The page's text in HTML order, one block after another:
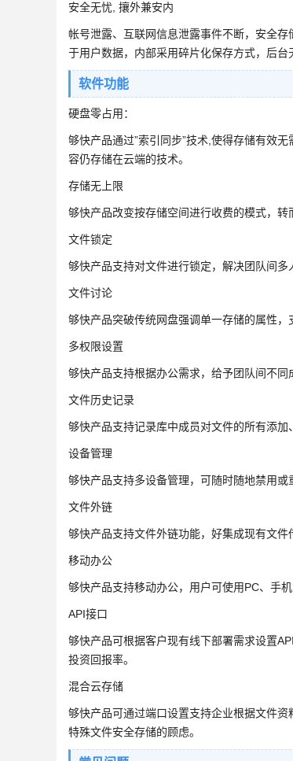
安全无忧, 攘外兼安内
帐号泄露、互联网信息泄露事件不断，安全
于用户数据，内部采用碎片化保存方式，后台
软件功能
硬盘零占用：
够快产品通过”索引同步”技术,使得存储有效
容仍存储在云端的技术。
存储无上限
够快产品改变按存储空间进行收费的模式，转
文件锁定
够快产品支持对文件进行锁定，解决团队间多
文件讨论
够快产品突破传统网盘强调单一存储的属性，
多权限设置
够快产品支持根据办公需求，给予团队间不同
文件历史记录
够快产品支持记录库中成员对文件的所有添加
设备管理
够快产品支持多设备管理，可随时随地禁用或
文件外链
够快产品支持文件外链功能，好集成现有文件
移动办公
够快产品支持移动办公，用户可使用PC、手
API接口
够快产品可根据客户现有线下部署需求设置
投资回报率。
混合云存储
够快产品可通过端口设置支持企业根据文件
特殊文件安全存储的顾虑。